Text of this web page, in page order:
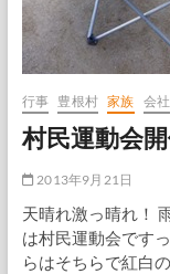
行事 豊根村 家族 会社
村民運動会
2013年9月21日
天晴れ激っ晴れ！
は村民運動会です
らはそちらで紅白